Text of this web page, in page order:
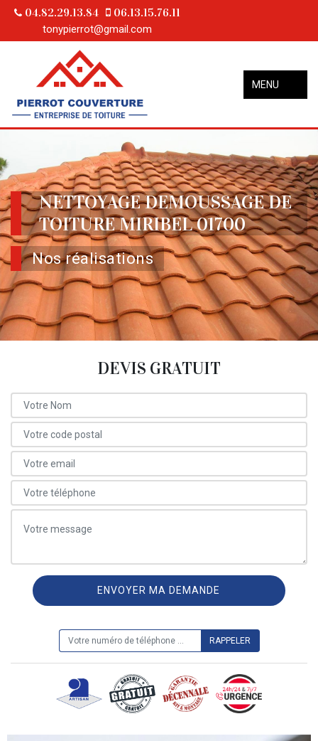
04.82.29.13.84 06.13.15.76.11
tonypierrot@gmail.com
MENU
NETTOYAGE DEMOUSSAGE DE
TOITURE MIRIBEL 01700
Nos réalisations
DEVIS GRATUIT